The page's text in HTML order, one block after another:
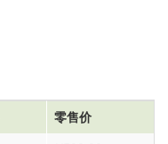
零售价